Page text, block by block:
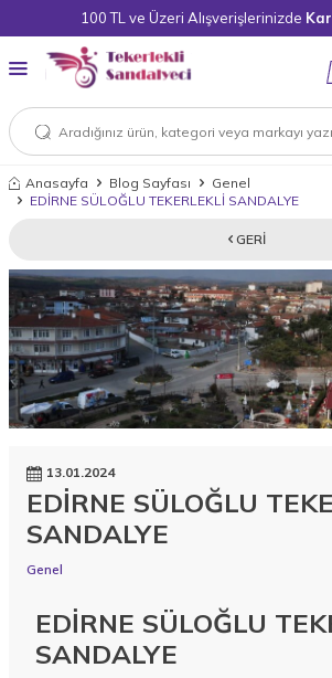
100 TL ve Üzeri Alışverişlerinizde
Anasayfa Blog Sayfası
Genel
EDİRNE SÜLOĞLU TEKERLEKLİ SANDALYE
GERI
13.01.2024
EDİRNE SÜLOĞLU
SANDALYE
Genel
EDİRNE SÜLOĞLU
SANDALYE